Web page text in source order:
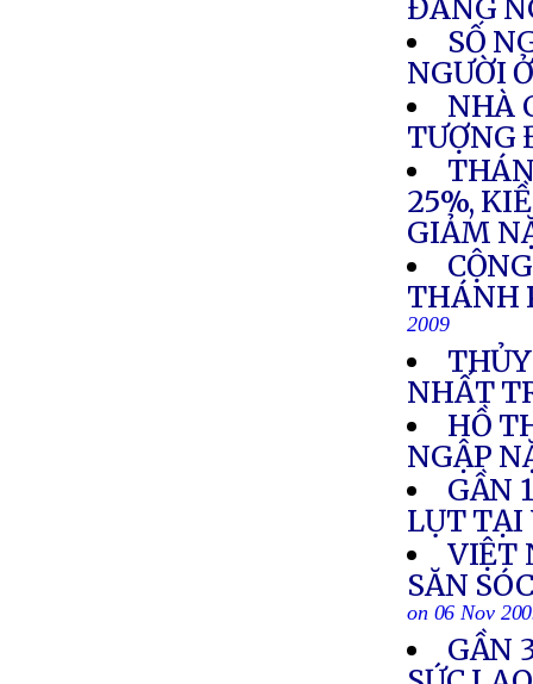
ĐÁNG
SỐ
NGƯỜI
NHÀ
TƯỢNG
25%,
GIẢM
THÁNH
2009
NHẤT
HỒ
NGẬP
GẦN
LỤT
VIỆT
SĂN
on 06 Nov
GẦN